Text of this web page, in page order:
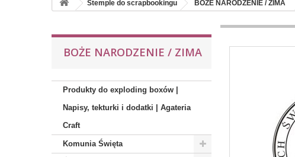
Stemple do scrapbookingu BOŻE NARODZENIE / ZIMA
BOŻE NARODZENIE / ZIMA
Produkty do exploding boxów |
Napisy, tekturki i dodatki | Agateria
Craft
Komunia Święta